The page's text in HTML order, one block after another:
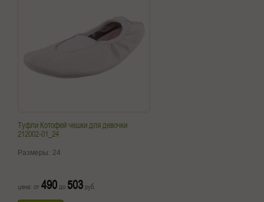
Туфли Котофей чешки для девочки
212002-01_24
Размеры: 24
цена: от 490до503 руб.